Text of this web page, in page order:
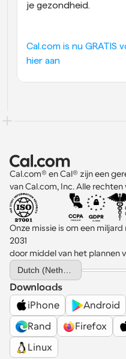
je gezondheid.
Cal.com is nu GRATIS
hier aan
Cal.com® en Cal® zijn een
van Cal.com, Inc. Alle rechten
Onze missie is om een
2031
door middel van het plannen
Select Language
Downloads
iPhone
Android
Rand
Firefox
Linux